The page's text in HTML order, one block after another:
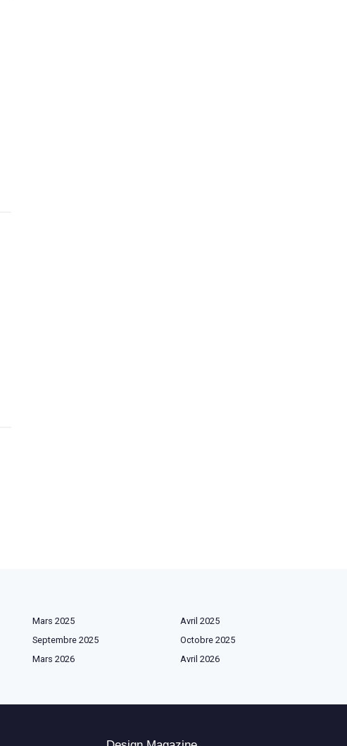
Mars 2025
Avril 2025
Septembre 2025
Octobre 2025
Mars 2026
Avril 2026